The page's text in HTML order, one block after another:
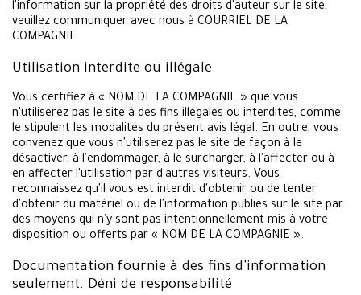
l'information sur la propriété des droits d'auteur sur le site,
veuillez communiquer avec nous à COURRIEL DE LA
COMPAGNIE
Utilisation interdite ou illégale
Vous certifiez à « NOM DE LA COMPAGNIE » que vous
n'utiliserez pas le site à des fins illégales ou interdites, comme
le stipulent les modalités du présent avis légal. En outre, vous
convenez que vous n'utiliserez pas le site de façon à le
désactiver, à l'endommager, à le surcharger, à l'affecter ou à
en affecter l'utilisation par d'autres visiteurs. Vous
reconnaissez qu'il vous est interdit d'obtenir ou de tenter
d'obtenir du matériel ou de l'information publiés sur le site par
des moyens qui n'y sont pas intentionnellement mis à votre
disposition ou offerts par « NOM DE LA COMPAGNIE ».
Documentation fournie à des fins d'information
seulement. Déni de responsabilité